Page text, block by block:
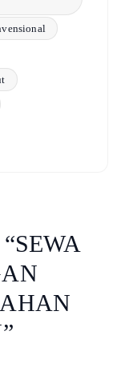
SEWA
”